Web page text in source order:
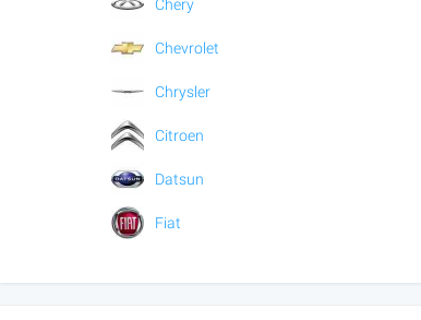
Chery
Chevrolet
Chrysler
Citroen
Datsun
Fiat